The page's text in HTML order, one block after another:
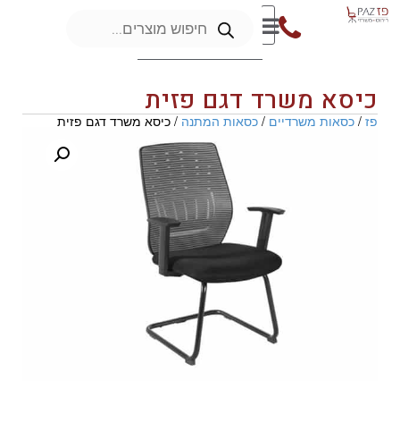
כיסא משרד דגם פזית
פז/כסאות משרדיים/כסאות המתנה/ כיסא משרד דגם פזית